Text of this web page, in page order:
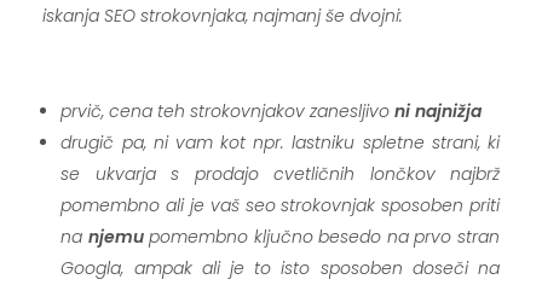
iskanja SEO strokovnjaka, najmanj še dvojni:
prvič, cena teh strokovnjakov zanesljivoni najnižja
drugič pa, ni vam kot npr. lastniku spletne strani, ki
se ukvarja s prodajo cvetličnih lončkov najbrž
pomembno ali je vaš seo strokovnjak sposoben priti
na njemupomembno ključno besedo na prvo stran
Googla, ampak ali je to isto sposoben doseči na